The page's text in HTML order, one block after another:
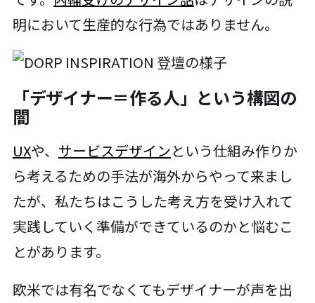
明において生産的な行為ではありません。
「デザイナー＝作る人」という構図の
闇
UXや、 サービスデザインという仕組み作りか
ら考えるための手法が海外からやって来まし
たが、私たちはこうした考え方を受け入れて
実践していく準備ができているのかと悩むこ
とがあります。
欧米では有名でなくてもデザイナーが声を出